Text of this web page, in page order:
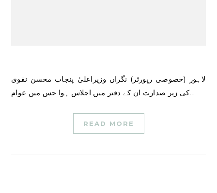
لاہور (خصوصی رپورٹر) نگراں وزیراعلیٰ پنجاب محسن نقوی
کی زیر صدارت ان کے دفتر میں اجلاس ہوا جس میں عوام…
READ MORE